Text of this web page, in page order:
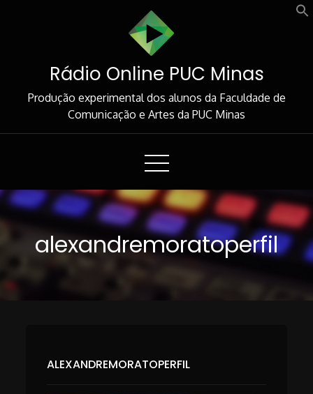
Rádio Online PUC Minas
Produção experimental dos alunos da Faculdade de
Comunicação e Artes da PUC Minas
alexandremoratoperfil
ALEXANDREMORATOPERFIL